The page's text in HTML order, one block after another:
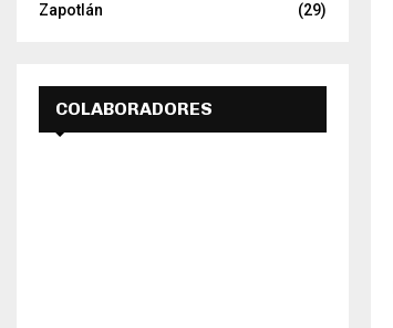
Zapotlán
(29)
COLABORADORES